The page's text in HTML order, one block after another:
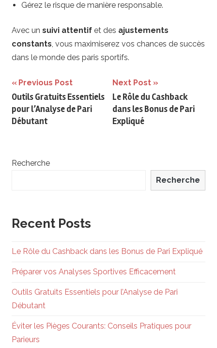
Gérez le risque de manière responsable.
Avec un suivi attentif et des ajustements
constants, vous maximiserez vos chances de succès
dans le monde des paris sportifs.
Navigation
de
l’article
Previous Post
Outils Gratuits Essentiels
pour l’Analyse de Pari
Débutant
Next Post
Le Rôle du Cashback
dans les Bonus de Pari
Expliqué
Recherche
Recherche
Recent Posts
Le Rôle du Cashback dans les Bonus de Pari Expliqué
Préparer vos Analyses Sportives Efficacement
Outils Gratuits Essentiels pour l’Analyse de Pari
Débutant
Éviter les Pièges Courants: Conseils Pratiques pour
Parieurs